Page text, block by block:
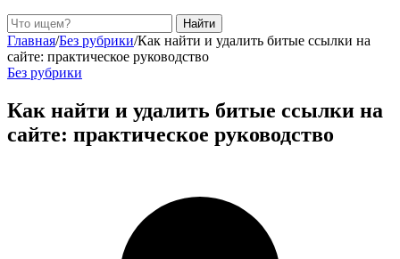
Поиск
Найти
Главная/Без рубрики/Как найти и удалить битые ссылки на
сайте: практическое руководство
Без рубрики
Как найти и удалить битые ссылки на
сайте: практическое руководство